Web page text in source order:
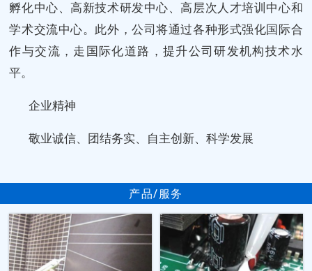
孵化中心、高新技术研发中心、高层次人才培训中心和
学术交流中心。此外，公司将通过各种形式强化国际合
作与交流，走国际化道路，提升公司研发机构技术水
平。
企业精神
敬业诚信、团结务实、自主创新、科学发展
产品/服务